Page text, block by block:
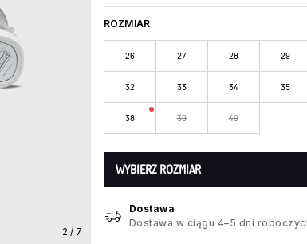
2 / 7
ROZMIAR
26 27 28 29
32 33 34 35
38 39 40
WYBIERZ ROZMIAR
Dostawa
Dostawa w ciągu 4–5 dni